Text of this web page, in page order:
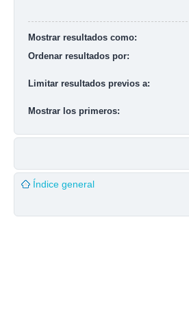
Mostrar resultados como:
Ordenar resultados por:
Limitar resultados previos a:
Mostrar los primeros:
Índice general